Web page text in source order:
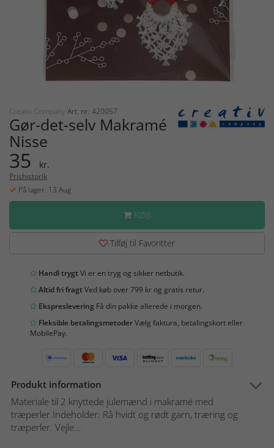
Creativ Company Art. nr: 420057
Gør-det-selv Makramé
Nisse
35 kr.
Prishistorik
På lager: 13 Aug
KØB
Tilføj til Favoritter
Handl trygtVi er en tryg og sikker netbutik.
Altid fri fragtVed køb over 799 kr og gratis retur.
Ekspreslevering Få din pakke allerede i morgen.
Fleksible betalingsmetoderVælg faktura, betalingskort eller
MobilePay.
Produkt information
Materiale til 2 knyttede julemænd i makramé med
træperler.Indeholder: Rå hvidt og rødt garn, træring og
træperler. Vejle...